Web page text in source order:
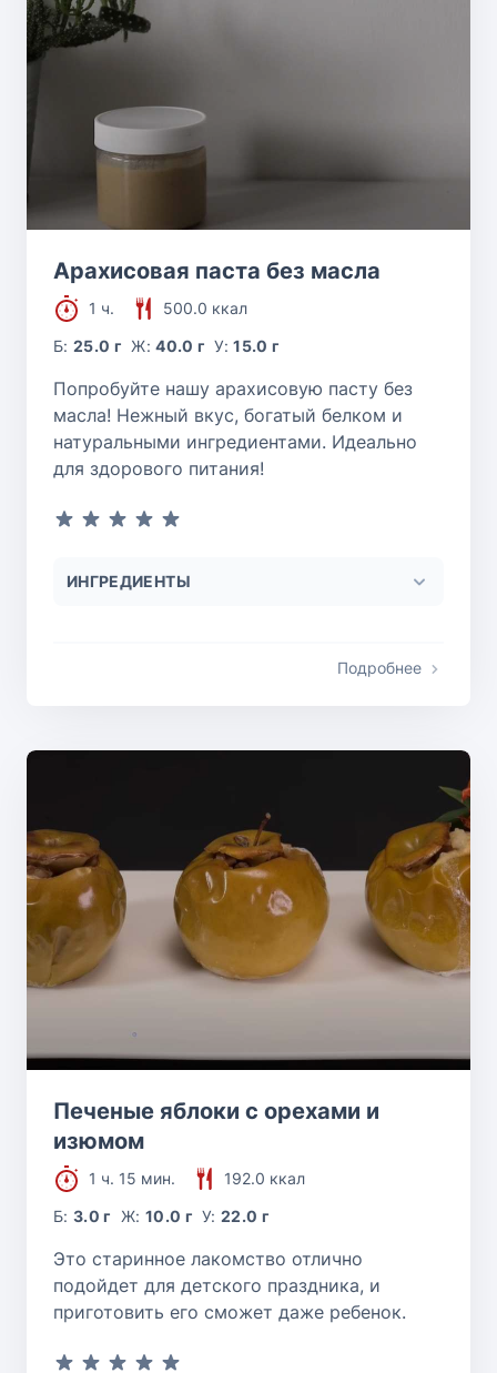
Арахисовая паста без масла
1 ч.
500.0 ккал
Б:25.0 г Ж:40.0 г У:15.0 г
Попробуйте нашу арахисовую пасту без
масла! Нежный вкус, богатый белком и
натуральными ингредиентами. Идеально
для здорового питания!
ИНГРЕДИЕНТЫ
Подробнее
Печеные яблоки с орехами и
изюмом
1 ч. 15 мин.
192.0 ккал
Б:3.0 г Ж: 10.0 г У:22.0 г
Это старинное лакомство отлично
подойдет для детского праздника, и
приготовить его сможет даже ребенок.